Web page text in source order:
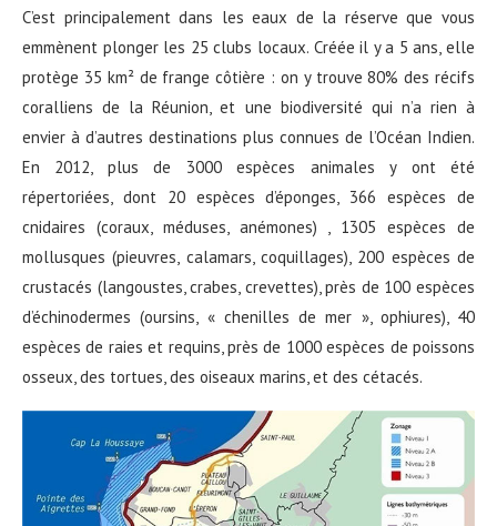
C’est principalement dans les eaux de la réserve que vous
emmènent plonger les 25 clubs locaux. Créée il y a 5 ans, elle
protège 35 km² de frange côtière : on y trouve 80% des récifs
coralliens de la Réunion, et une biodiversité qui n’a rien à
envier à d’autres destinations plus connues de l’Océan Indien.
En 2012, plus de 3000 espèces animales y ont été
répertoriées, dont 20 espèces d’éponges, 366 espèces de
cnidaires (coraux, méduses, anémones) , 1305 espèces de
mollusques (pieuvres, calamars, coquillages), 200 espèces de
crustacés (langoustes, crabes, crevettes), près de 100 espèces
d’échinodermes (oursins, « chenilles de mer », ophiures), 40
espèces de raies et requins, près de 1000 espèces de poissons
osseux, des tortues, des oiseaux marins, et des cétacés.